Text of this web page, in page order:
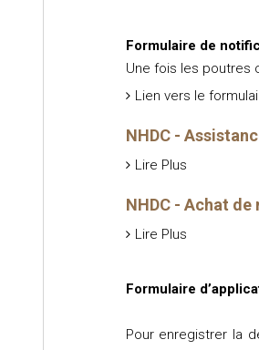
Formulaire de
Une fois les poutres
Lien vers le
NHDC -
Lire Plus
NHDC - Achat
Lire Plus
Formulaire
Pour enregistrer la